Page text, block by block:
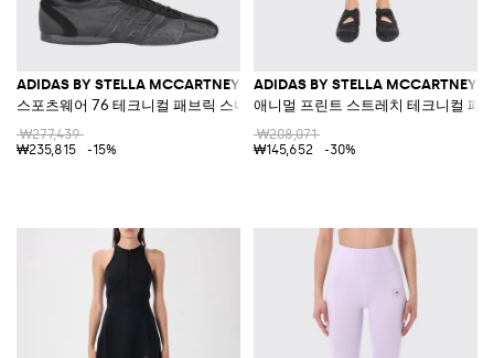
ADIDAS BY STELLA MCCARTNEY
스포츠웨어 76 테크니컬 패브릭 스니커즈
₩277,439
₩235,815
-15%
ADIDAS BY STELLA MCCARTNEY
애니멀 프린트 스트레치 테크니컬 패
₩208,071
₩145,652
-30%